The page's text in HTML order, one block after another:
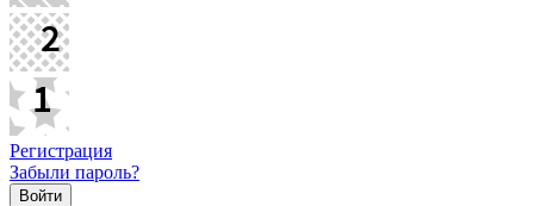
Регистрация
Забыли пароль?